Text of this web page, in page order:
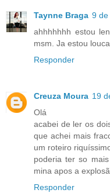
Taynne Braga 9 de
ahhhhhhh estou
msm. Ja estou
Responder
Creuza Moura 19
Olá
acabei de ler os
que achei mais
um roteiro
poderia ter so
mina apos a
Responder